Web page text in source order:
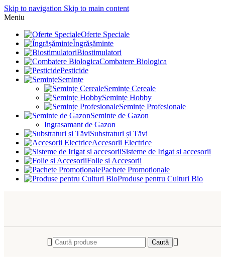
Skip to navigation Skip to main content
Meniu
Oferte Speciale
Îngrășăminte
Biostimulatori
Combatere Biologica
Pesticide
Semințe
Semințe Cereale
Semințe Hobby
Semințe Profesionale
Seminte de Gazon
Ingrasamant de Gazon
Substraturi și Tăvi
Accesorii Electrice
Sisteme de Irigat si accesorii
Folie si Accesorii
Pachete Promoționale
Produse pentru Culturi Bio
Caută